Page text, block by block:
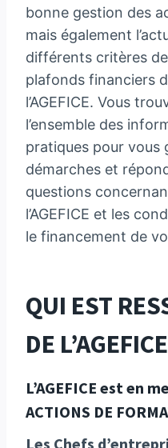
bonne gestion des
mais également
différents critères
plafonds financiers
l’AGEFICE. Vous
l’ensemble des
pratiques pour vous
démarches et
questions
l’AGEFICE et les
le financement de
QUI EST
DE
L’AGEFICE est en
ACTIONS DE
Les Chefs